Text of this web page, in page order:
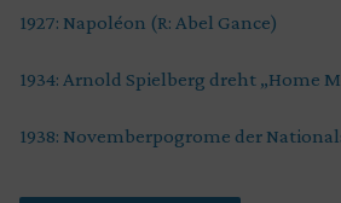
1927: Napoléon (R: Abel Gance)
1934: Arnold Spielberg dreht „Home
1938: Novemberpogrome der